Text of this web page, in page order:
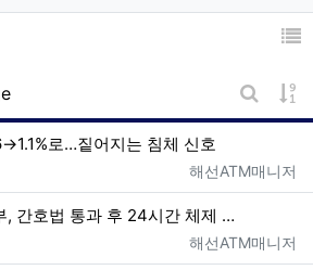
게시판
로…짙어지는 침체 신호
등록자
해선ATM매니저
, 간호법 통과 후 24시간 체제 …
등록자
해선ATM매니저